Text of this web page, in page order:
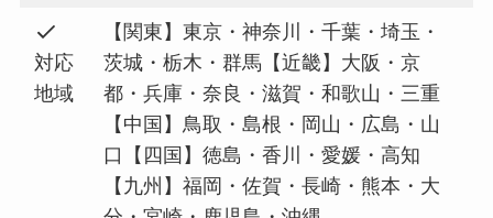
対応
地域
【関東】東京・神奈川・千葉・埼玉・
茨城・栃木・群馬【近畿】大阪・京
都・兵庫・奈良・滋賀・和歌山・三重
【中国】鳥取・島根・岡山・広島・山
口【四国】徳島・香川・愛媛・高知
【九州】福岡・佐賀・長崎・熊本・大